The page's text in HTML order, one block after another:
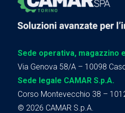
Sede operativa, magazzino
Via Genova 58/A – 10098
Sede legale CAMAR S.p.A.
Corso Montevecchio 38 –
© 2026 CAMAR S.p.A.